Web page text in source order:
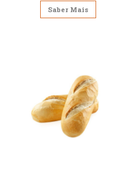
Saber Mais